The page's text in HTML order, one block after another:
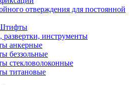
отверждения для постоянной
развертки, инструменты
анкерные
беззольные
стекловолоконные
титановые